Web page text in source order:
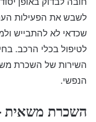
לשבש את הפעילות
שכדאי לא להתבייש
לטיפול בכלי הרכב.
השירות של השכרת
הנפשי.
השכרת משאית